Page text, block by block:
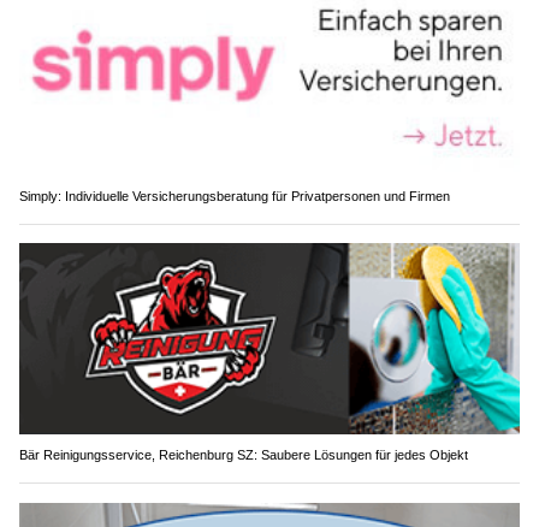
Simply: Individuelle Versicherungsberatung für Privatpersonen und Firmen
Bär Reinigungsservice, Reichenburg SZ: Saubere Lösungen für jedes Objekt